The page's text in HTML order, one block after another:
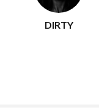
DIRTY